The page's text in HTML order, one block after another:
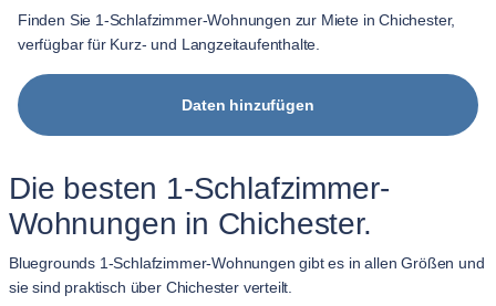
Finden Sie 1-Schlafzimmer-Wohnungen zur Miete in Chichester,
verfügbar für Kurz- und Langzeitaufenthalte.
Daten hinzufügen
Die besten 1-Schlafzimmer-
Wohnungen in Chichester.
Bluegrounds 1-Schlafzimmer-Wohnungen gibt es in allen Größen und
sie sind praktisch über Chichester verteilt.